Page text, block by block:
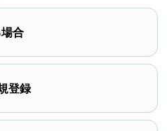
合
登録